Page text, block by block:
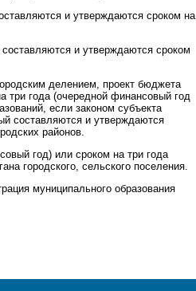
и утверждаются сроком на
и утверждаются сроком
делением, проект бюджета
три года (очередной финансовый год
если законом субъекта
составляются и утверждаются
районов.
год) или сроком на три года
городского, сельского поселения.
муниципального образования